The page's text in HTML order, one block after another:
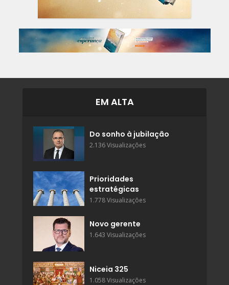
EM ALTA
Do sonho à jubilação
2.136 Visualizações
Prioridades
estratégicas
1.778 Visualizações
Novo gerente
1.643 Visualizações
Niceia 325
1.058 Visualizações